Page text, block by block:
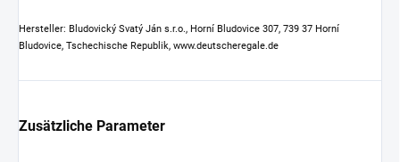
Hersteller: Bludovický Svatý Ján s.r.o., Horní Bludovice 307, 739 37 Horní
Bludovice, Tschechische Republik, www.deutscheregale.de
Zusätzliche Parameter